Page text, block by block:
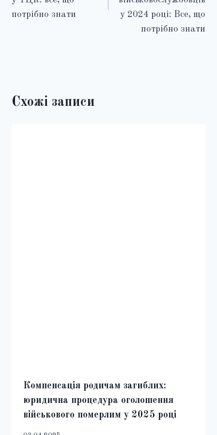
потрібно знати
у 2024 році: Все, що
потрібно знати
Схожі записи
Компенсація родичам загиблих:
юридична процедура оголошення
військового померлим у 2025 році